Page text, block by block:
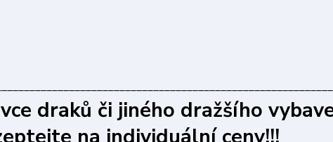
draků či jiného dražšího